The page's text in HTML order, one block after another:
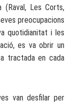
(Raval, Les Corts,
preocupacions
quotidianitat i les
es va obrir un
tractada en cada
van desfilar per